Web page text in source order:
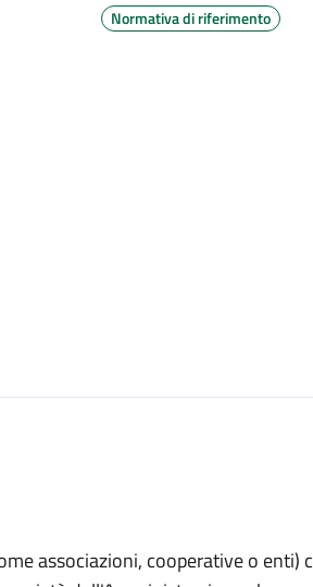
Normativa di riferimento
associazioni, cooperative o enti)